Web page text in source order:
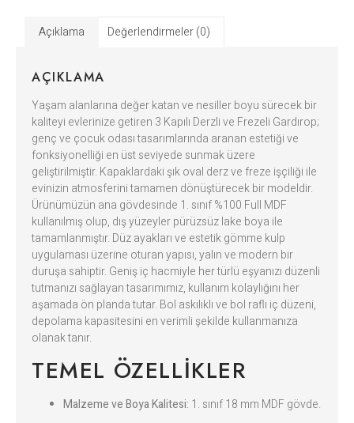
Açıklama Değerlendirmeler (0)
AÇIKLAMA
Yaşam alanlarına değer katan ve nesiller boyu sürecek bir
kaliteyi evlerinize getiren 3 Kapılı Derzli ve Frezeli Gardırop;
genç ve çocuk odası tasarımlarında aranan estetiği ve
fonksiyonelliği en üst seviyede sunmak üzere
geliştirilmiştir. Kapaklardaki şık oval derz ve freze işçiliği ile
evinizin atmosferini tamamen dönüştürecek bir modeldir.
Ürünümüzün ana gövdesinde 1. sınıf %100 Full MDF
kullanılmış olup, dış yüzeyler pürüzsüz lake boya ile
tamamlanmıştır. Düz ayakları ve estetik gömme kulp
uygulaması üzerine oturan yapısı, yalın ve modern bir
duruşa sahiptir. Geniş iç hacmiyle her türlü eşyanızı düzenli
tutmanızı sağlayan tasarımımız, kullanım kolaylığını her
aşamada ön planda tutar. Bol askılıklı ve bol raflı iç düzeni,
depolama kapasitesini en verimli şekilde kullanmanıza
olanak tanır.
TEMEL ÖZELLIKLER
Malzeme ve Boya Kalitesi: 1. sınıf 18 mm MDF gövde.